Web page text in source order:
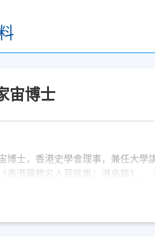
宙博士
博士，香港史學會理事，兼任大學
香港華籍名人墓銘集：港島篇》、
》、《香港鍾氏源流調查 報告》、
種。著作曾膺獲第十一屆香港書獎